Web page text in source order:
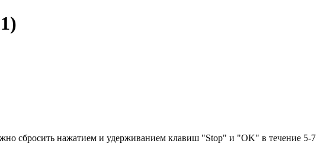
сбросить нажатием и удерживанием клавиш "Stop" и "OK" в течение 5-7